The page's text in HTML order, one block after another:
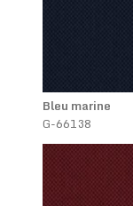
Bleu marine
G-66138